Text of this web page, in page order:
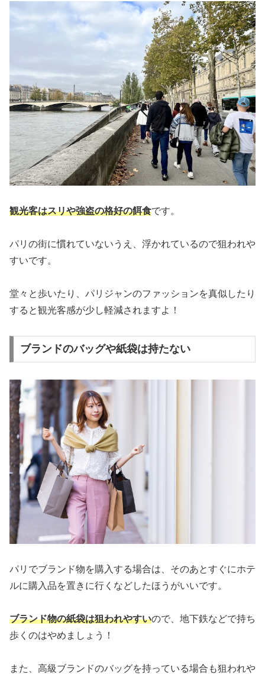
観光客はスリや強盗の格好の餌食です。
パリの街に慣れていないうえ、浮かれているので狙われや
すいです。
堂々と歩いたり、パリジャンのファッションを真似したり
すると観光客感が少し軽減されますよ！
ブランドのバッグや紙袋は持たない
パリでブランド物を購入する場合は、そのあとすぐにホテ
ルに購入品を置きに行くなどしたほうがいいです。
ブランド物の紙袋は狙われやすいので、地下鉄などで持ち
歩くのはやめましょう！
また、高級ブランドのバッグを持っている場合も狙われや